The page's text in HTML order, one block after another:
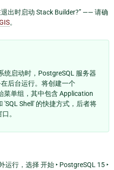
出时启动 Stack Builder?” —— 请确
。
统启动时，PostgreSQL 服务器
后台运行。将创建一个
菜单组，其中包含 Application
'SQL Shell' 的快捷方式，后者将
。
运行，选择开始 ‣ PostgreSQL 15 ‣